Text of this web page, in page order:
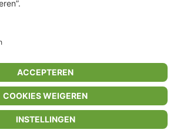
voor
limango.de limango.pl
inclusief belasting en exclusief verzendkosten
minimale bestelwaarde van €15.